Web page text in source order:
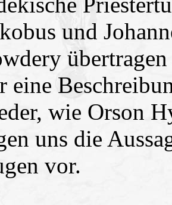
und
eine
wie Orson
uns die
vor.